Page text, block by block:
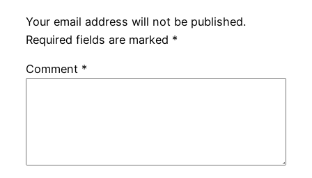
Your email address will not be published.
Required fields are marked *
Comment *